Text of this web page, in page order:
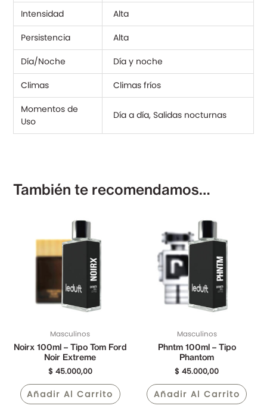
Intensidad
Alta
Persistencia
Alta
Día/Noche
Día y noche
Climas
Climas fríos
Momentos de
Uso
Día a día, Salidas nocturnas
También te recomendamos…
Masculinos
Noirx 100ml – Tipo Tom Ford
Noir Extreme
$ 45.000,00
Añadir Al Carrito
Masculinos
Phntm 100ml – Tipo
Phantom
$ 45.000,00
Añadir Al Carrito